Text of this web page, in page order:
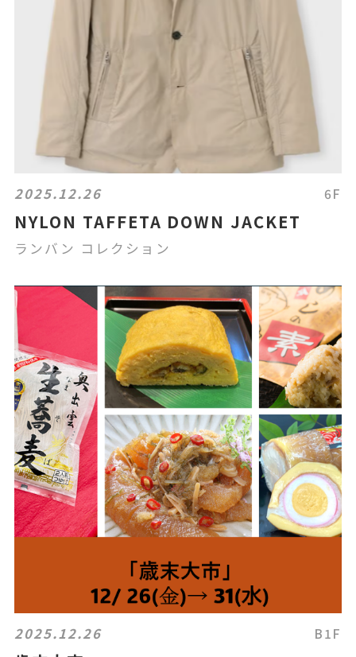
2025.12.26 6F
NYLON TAFFETA DOWN JACKET
ランバン コレクション
2025.12.26 B1F